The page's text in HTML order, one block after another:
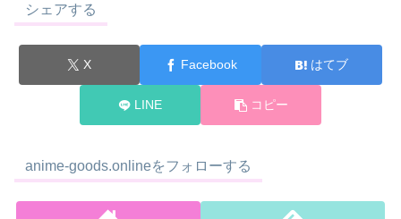
シェアする
X Facebook はてブ
LINE コピー
anime-goods.onlineをフォローする